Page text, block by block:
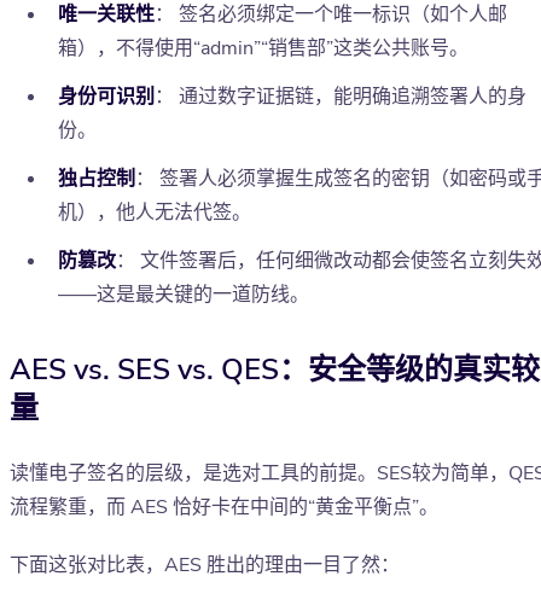
唯一关联性： 签名必须绑定一个唯一标识（如个人邮
箱），不得使用“admin”“销售部”这类公共账号。
身份可识别 ： 通过数字证据链，能明确追溯签署人的身
份。
独占控制 ： 签署人必须掌握生成签名的密钥（如密码或
机），他人无法代签。
防篡改： 文件签署后，任何细微改动都会使签名立刻失
——这是最关键的一道防线。
AES vs. SES vs. QES：安全等级的真实较
量
读懂电子签名的层级，是选对工具的前提。SES较为简单，
流程繁重，而 AES 恰好卡在中间的“黄金平衡点”。
下面这张对比表，AES 胜出的理由一目了然：